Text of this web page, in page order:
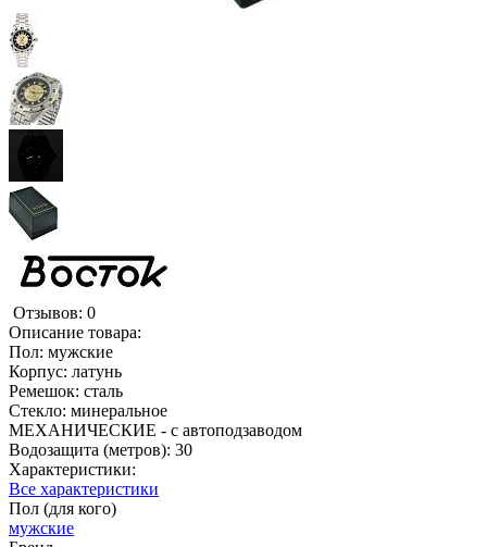
Отзывов: 0
Описание товара:
Пол: мужские
Корпус: латунь
Ремешок: сталь
Стекло: минеральное
МЕХАНИЧЕСКИЕ - с автоподзаводом
Водозащита (метров): 30
Характеристики:
Все характеристики
Пол (для кого)
мужские